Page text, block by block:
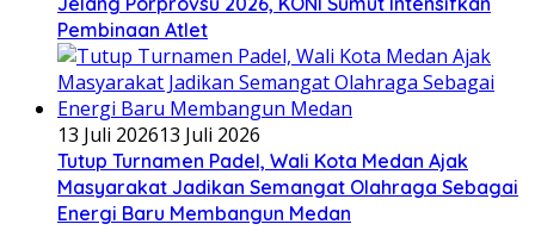
Pembinaan Atlet
13 Juli 202613 Juli 2026
Tutup Turnamen Padel, Wali Kota Medan Ajak
Masyarakat Jadikan Semangat Olahraga Sebagai
Energi Baru Membangun Medan